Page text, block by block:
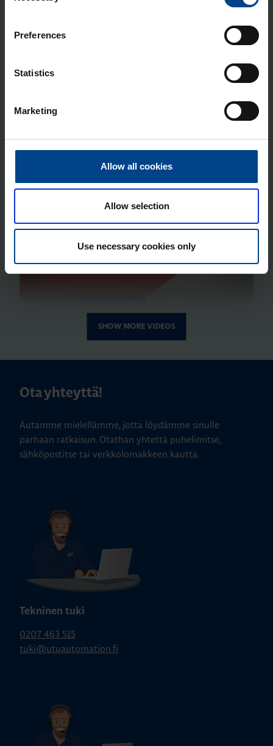
Preferences
Statistics
Marketing
Allow all cookies
Allow selection
Use necessary cookies only
VIDEOT
Play
SHOW MORE VIDEOS
Ota yhteyttä!
Autamme mielellämme, jotta löydämme sinulle
parhaan ratkaisun. Otathan yhtettä puhelimitse,
sähköpostitse tai verkkolomakkeen kautta.
Tekninen tuki
0207 463 515
tuki@utuautomation.fi